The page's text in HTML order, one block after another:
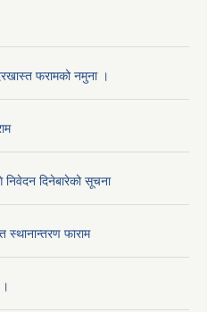
फरामको नमुना ।
निवेदन दिनेबारेको सूचना
स्थानान्तरण फाराम